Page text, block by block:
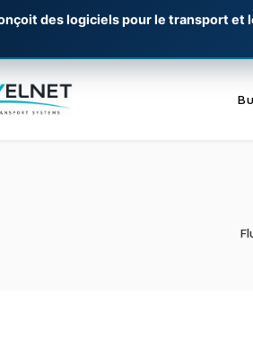
des logiciels pour le transport et